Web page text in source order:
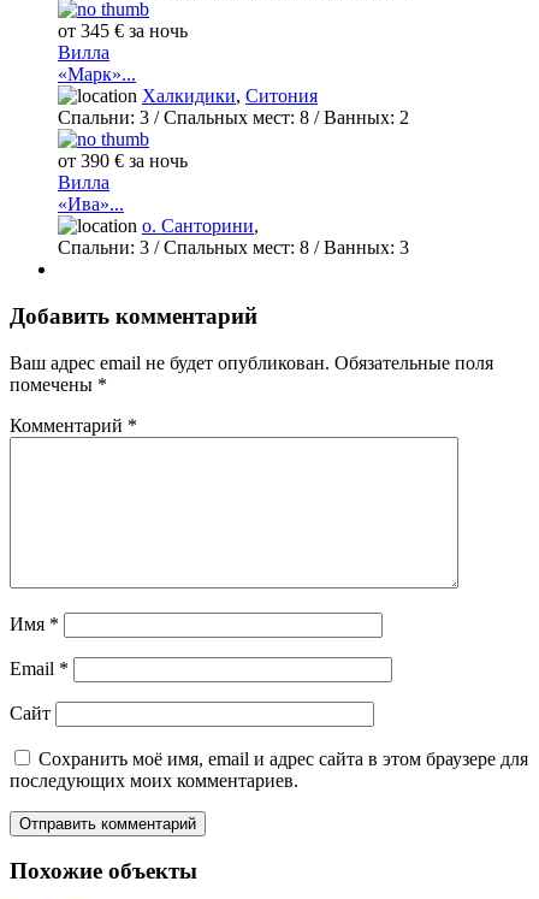
от 345 € за ночь
Вилла
«Марк»...
Халкидики, Ситония
Спальни: 3 / Спальных мест: 8 /Ванных: 2
от 390 € за ночь
Вилла
«Ива»...
о. Санторини,
Спальни: 3 / Спальных мест: 8 /Ванных: 3
Добавить комментарий
Ваш адрес email не будет опубликован. Обязательные поля
помечены *
Комментарий *
Имя *
Email *
Сайт
Сохранить моё имя, email и адрес сайта в этом браузере для
последующих моих комментариев.
Похожие объекты